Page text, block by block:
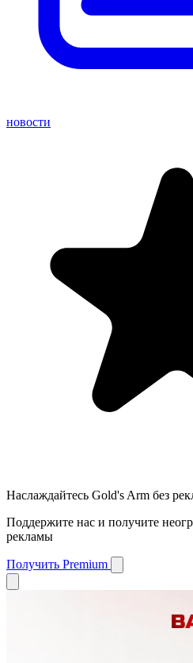
новости
Наслаждайтесь Gold's Arm без
Поддержите нас и получите
рекламы
Получить Premium